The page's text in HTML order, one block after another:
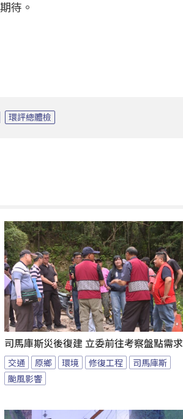
待。
環評總體檢
司馬庫斯災後復建 立委前往考察盤點需求
交通 原鄉 環境 修復工程
司馬庫斯
颱風影響